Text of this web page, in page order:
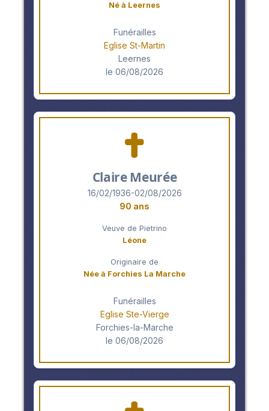
Né à Leernes
Funérailles
Eglise St-Martin
Leernes
le 06/08/2026
Claire Meurée
16/02/1936-02/08/2026
90 ans
Veuve de Pietrino
Léone
Originaire de
Née à Forchies La Marche
Funérailles
Eglise Ste-Vierge
Forchies-la-Marche
le 06/08/2026